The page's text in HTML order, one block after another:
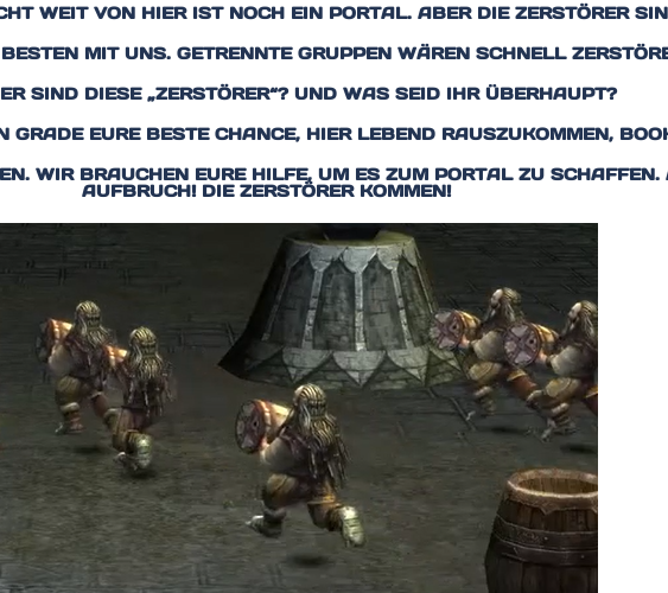
WEIT VON HIER IST NOCH EIN PORTAL. ABER DIE ZERSTÖRER
MIT UNS. GETRENNTE GRUPPEN WÄREN SCHNELL
SIND DIESE „ZERSTÖRER“? UND WAS SEID IHR ÜBERHAUPT?
GRADE EURE BESTE CHANCE, HIER LEBEND RAUSZUKOMMEN,
WIR BRAUCHEN EURE HILFE, UM ES ZUM PORTAL ZU
AUFBRUCH! DIE ZERSTÖRER KOMMEN!